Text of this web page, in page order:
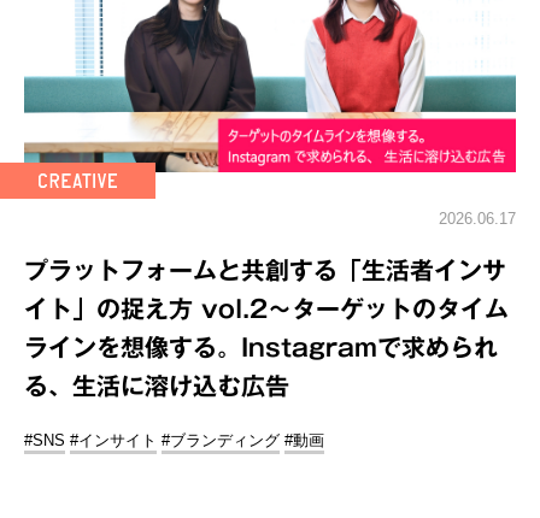
2026.06.17
プラットフォームと共創する「生活者インサ
イト」の捉え方 vol.2～ターゲットのタイム
ラインを想像する。Instagramで求められ
る、生活に溶け込む広告
#SNS #インサイト #ブランディング #動画